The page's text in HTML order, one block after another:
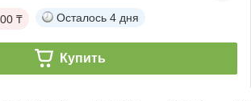
₸ Осталось 4 дня
Купить